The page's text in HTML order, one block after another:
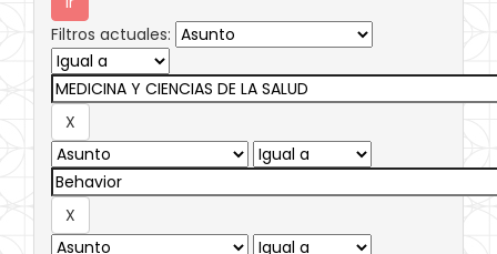
Filtros actuales: